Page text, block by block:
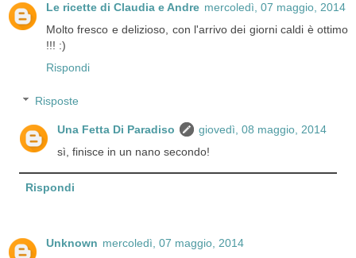
Le ricette di Claudia e Andre mercoledì, 07 maggio, 2014
Molto fresco e delizioso, con l'arrivo dei giorni caldi è ottimo
!!! :)
Rispondi
Risposte
Una Fetta Di Paradiso
giovedì, 08 maggio, 2014
sì, finisce in un nano secondo!
Rispondi
Unknown mercoledì, 07 maggio, 2014